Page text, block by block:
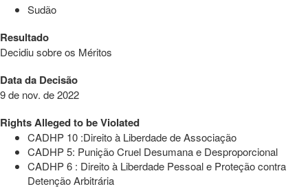
Sudão
Resultado
Decidiu sobre os Méritos
Data da Decisão
9 de nov. de 2022
Rights Alleged to be Violated
CADHP 10 :Direito à Liberdade de Associação
CADHP 5: Punição Cruel Desumana e Desproporcional
CADHP 6 : Direito à Liberdade Pessoal e Proteção contra
Detenção Arbitrária